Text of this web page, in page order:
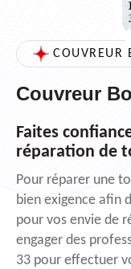
COUVREUR
Couvreur
Faites
réparation de
Pour réparer une
bien exigence afin
pour vos envie de
engager des
33 pour effectuer